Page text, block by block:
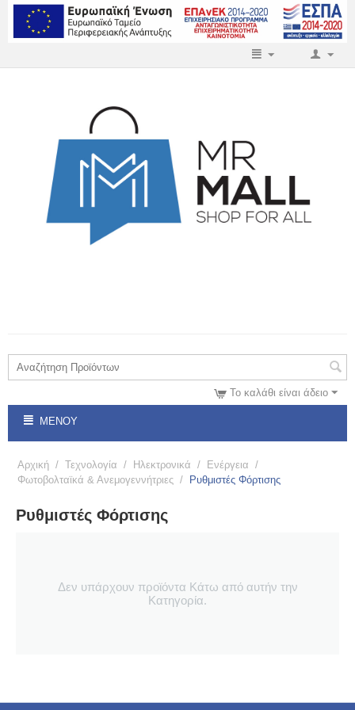
Το καλάθι είναι άδειο
ΜΕΝΟΎ
Αρχική / Τεχνολογία / Ηλεκτρονικά / Ενέργεια /
Φωτοβολταϊκά & Ανεμογεννήτριες / Ρυθμιστές Φόρτισης
Ρυθμιστές Φόρτισης
Δεν υπάρχουν προϊόντα Κάτω από αυτήν την
Κατηγορία.